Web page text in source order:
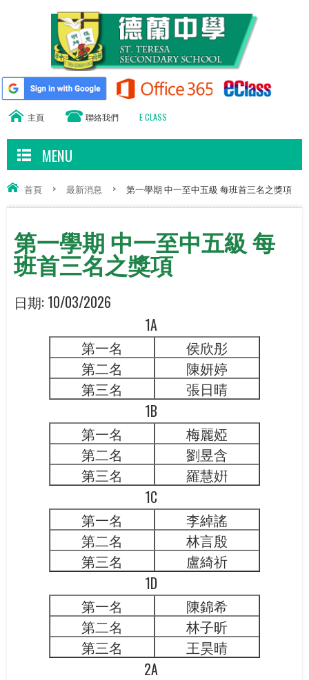
主頁 聯絡我們 E CLASS
MENU
首頁 > 最新消息 > 第一學期 中一至中五級 每班首三名之獎項
第一學期 中一至中五級 每
班首三名之獎項
日期: 10/03/2026
1A
第一名
侯欣彤
第二名
陳妍婷
第三名
張日晴
1B
第一名
梅麗婭
第二名
劉昱含
第三名
羅慧姸
1C
第一名
李綽謠
第二名
林言殷
第三名
盧綺祈
1D
第一名
陳錦希
第二名
林子昕
第三名
王昊晴
2A